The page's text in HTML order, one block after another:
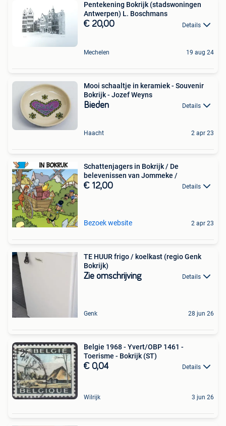
Pentekening Bokrijk (stadswoningen
Antwerpen) L. Boschmans
€ 20,00 Details
Mechelen 19 aug 24
Mooi schaaltje in keramiek - Souvenir
Bokrijk - Jozef Weyns
Bieden Details
Haacht 2 apr 23
Schattenjagers in Bokrijk / De
belevenissen van Jommeke /
€ 12,00 Details
Bezoek website 2 apr 23
TE HUUR frigo / koelkast (regio Genk
Bokrijk)
Zie omschrijving Details
Genk 28 jun 26
Belgie 1968 - Yvert/OBP 1461 -
Toerisme - Bokrijk (ST)
€ 0,04 Details
Wilrijk 3 jun 26